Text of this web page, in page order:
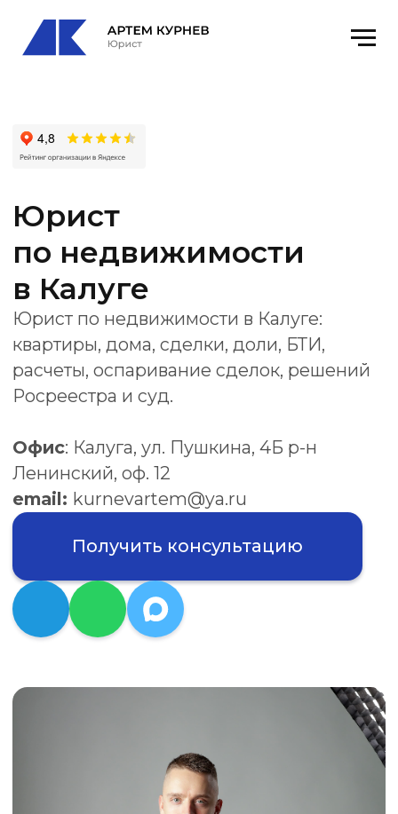
Юрист
в Калуге
Юрист по недвижимости в Калуге:
квартиры, дома, сделки, доли, БТИ,
расчеты, оспаривание сделок, решений
Росреестра и суд.
Офис: Калуга, ул. Пушкина, 4Б р-н
Ленинский, оф. 12
email:
kurnevartem@ya.ru
Получить консультацию